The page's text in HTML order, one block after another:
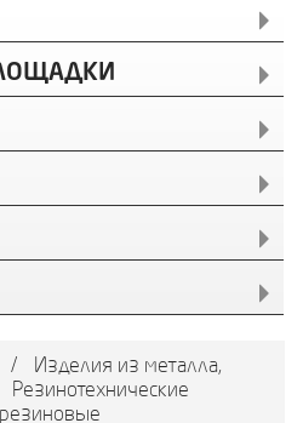
/
Изделия из металла,
Резинотехнические